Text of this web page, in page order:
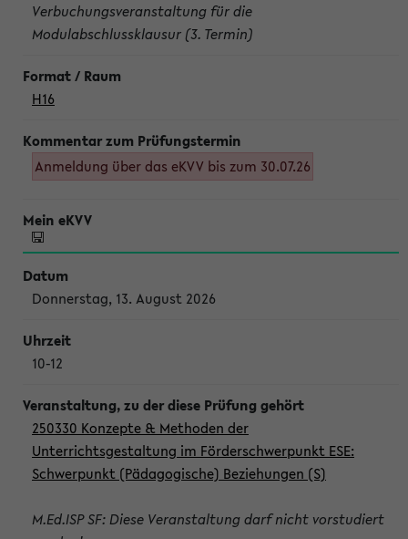
Verbuchungsveranstaltung für die
Modulabschlussklausur (3. Termin)
H16
Anmeldung über das eKVV bis zum 30.07.26
Donnerstag, 13. August 2026
10-12
250330 Konzepte & Methoden der
Unterrichtsgestaltung im Förderschwerpunkt ESE:
Schwerpunkt (Pädagogische) Beziehungen (S)
M.Ed.ISP SF: Diese Veranstaltung darf nicht vorstudiert